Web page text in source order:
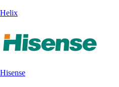
Helix
Hisense